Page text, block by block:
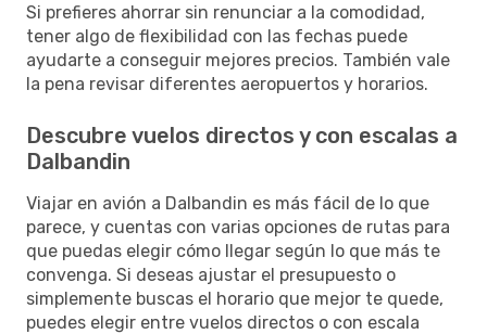
Si prefieres ahorrar sin renunciar a la comodidad,
tener algo de flexibilidad con las fechas puede
ayudarte a conseguir mejores precios. También vale
la pena revisar diferentes aeropuertos y horarios.
Descubre vuelos directos y con escalas a
Dalbandin
Viajar en avión a Dalbandin es más fácil de lo que
parece, y cuentas con varias opciones de rutas para
que puedas elegir cómo llegar según lo que más te
convenga. Si deseas ajustar el presupuesto o
simplemente buscas el horario que mejor te quede,
puedes elegir entre vuelos directos o con escala